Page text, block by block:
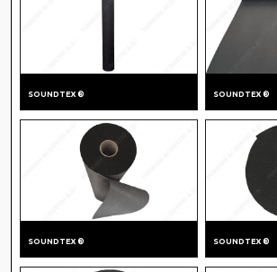
SOUNDTEX ® SOUNDTEX ®
SOUNDTEX ® SOUNDTEX ®